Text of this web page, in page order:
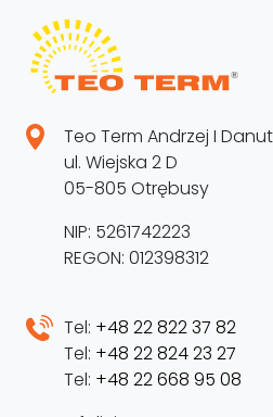
Teo Term Andrzej I
ul. Wiejska 2 D
05-805 Otrębusy
NIP: 5261742223
REGON: 012398312
Tel: +48 22 822 37 82
Tel: +48 22 824 23 27
Tel: +48 22 668 95 08